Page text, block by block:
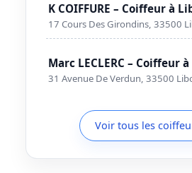
K COIFFURE – Coiffeur à
17 Cours Des Girondins, 33500
Marc LECLERC – Coiffeur
31 Avenue De Verdun, 33500
Voir tous les